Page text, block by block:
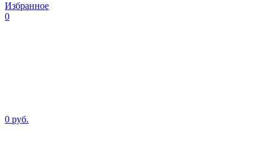
Избранное
0
0 руб.